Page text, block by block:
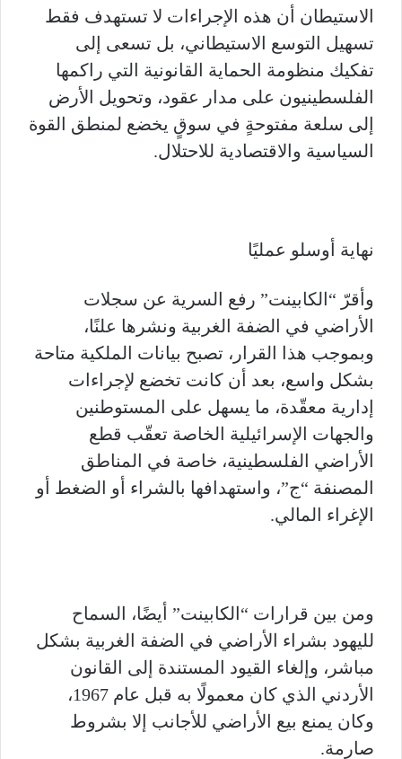
الاستيطان أن هذه الإجراءات لا تستهدف فقط
تسهيل التوسع الاستيطاني، بل تسعى إلى
تفكيك منظومة الحماية القانونية التي راكمها
الفلسطينيون على مدار عقود، وتحويل الأرض
إلى سلعة مفتوحةٍ في سوقٍ يخضع لمنطق القوة
السياسية والاقتصادية للاحتلال.
نهاية أوسلو عمليًا
وأقرّ “الكابينت” رفع السرية عن سجلات
الأراضي في الضفة الغربية ونشرها علنًا،
وبموجب هذا القرار، تصبح بيانات الملكية متاحة
بشكل واسع، بعد أن كانت تخضع لإجراءات
إدارية معقّدة، ما يسهل على المستوطنين
والجهات الإسرائيلية الخاصة تعقّب قطع
الأراضي الفلسطينية، خاصة في المناطق
المصنفة “ج”، واستهدافها بالشراء أو الضغط أو
الإغراء المالي.
ومن بين قرارات “الكابينت” أيضًا، السماح
لليهود بشراء الأراضي في الضفة الغربية بشكل
مباشر، وإلغاء القيود المستندة إلى القانون
الأردني الذي كان معمولًا به قبل عام 1967،
وكان يمنع بيع الأراضي للأجانب إلا بشروط
صارمة.